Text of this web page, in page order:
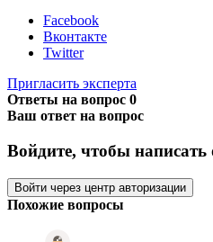
Facebook
Вконтакте
Twitter
Пригласить эксперта
Ответы на вопрос 0
Ваш ответ на вопрос
Войдите, чтобы написать
Войти через центр авторизации
Похожие вопросы